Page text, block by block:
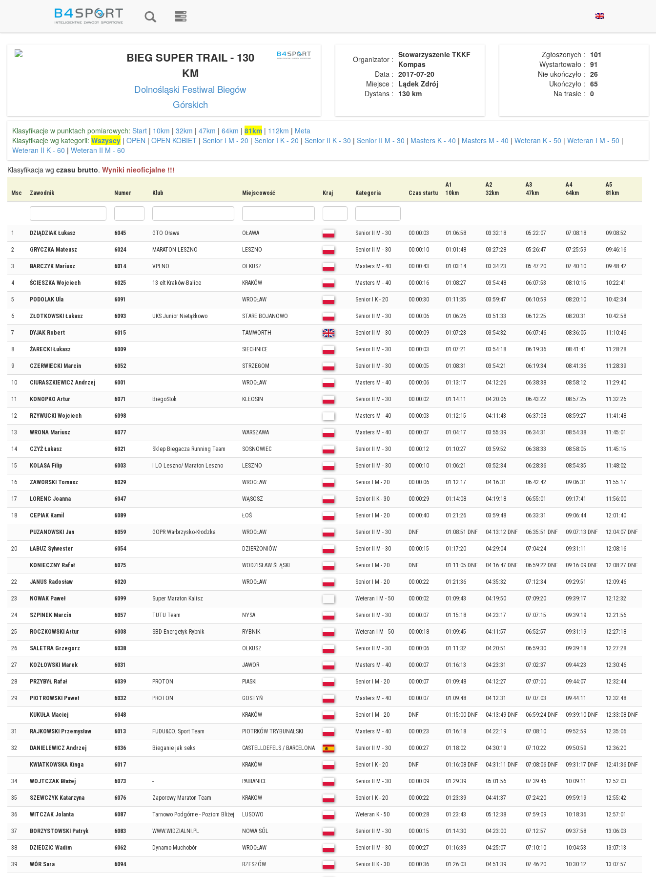
BIEG SUPER TRAIL - 130
KM
Dolnośląski Festiwal Biegów
Górskich
Organizator : Stowarzyszenie TKKF
Kompas
Data : 2017-07-20
Miejsce : Lądek Zdrój
Dystans : 130 km
Zgłoszonych : 101
Wystartowało : 91
Nie ukończyło : 26
Ukończyło : 65
Na trasie : 0
Klasyfikacje w punktach pomiarowych: Start | 10km | 32km | 47km | 64km | 81km | 112km | Meta
Klasyfikacje wg kategorii: Wszyscy | OPEN | OPEN KOBIET | Senior I M - 20 | Senior I K - 20 | Senior II K - 30 | Senior II M - 30 | Masters K - 40 | Masters M - 40 | Weteran K - 50 | Weteran I M - 50 |
Weteran II K - 60 | Weteran II M - 60
Klasyfikacja wg czasu brutto. Wyniki nieoficjalne !!!
Msc Zawodnik Numer Klub Miejscowość Kraj Kategoria Czas startu
A1
10km
A2
32km
A3
47km
A4
64km
A5
81km
1 DZIĄDZIAK Łukasz 6045 GTO Oława OŁAWA Senior II M - 30 00:00:03 01:06:58 03:32:18 05:22:07 07:08:18 09:08:52
2 GRYCZKA Mateusz 6024 MARATON LESZNO LESZNO Senior II M - 30 00:00:10 01:01:48 03:27:28 05:26:47 07:25:59 09:46:16
3 BARCZYK Mariusz 6014 VPI.NO OLKUSZ Masters M - 40 00:00:43 01:03:14 03:34:23 05:47:20 07:40:10 09:48:42
4 ŚCIESZKA Wojciech 6025 13 elt Kraków-Balice KRAKÓW Masters M - 40 00:00:16 01:08:27 03:54:48 06:07:53 08:10:15 10:22:41
5 PODOLAK Ula 6091 WROCŁAW Senior I K - 20 00:00:30 01:11:35 03:59:47 06:10:59 08:20:10 10:42:34
6 ZŁOTKOWSKI Łukasz 6093 UKS Junior Nietążkowo STARE BOJANOWO Senior II M - 30 00:00:06 01:06:26 03:51:33 06:12:25 08:20:31 10:42:58
7 DYJAK Robert 6015 TAMWORTH Senior II M - 30 00:00:09 01:07:23 03:54:32 06:07:46 08:36:05 11:10:46
8 ŻARECKI Łukasz 6009 SIECHNICE Senior II M - 30 00:00:03 01:07:21 03:54:18 06:19:36 08:41:41 11:28:28
9 CZERWIECKI Marcin 6052 STRZEGOM Senior II M - 30 00:00:05 01:08:31 03:54:21 06:19:34 08:41:36 11:28:39
10 CIURASZKIEWICZ Andrzej 6001 WROCŁAW Masters M - 40 00:00:06 01:13:17 04:12:26 06:38:38 08:58:12 11:29:40
11 KONOPKO Artur 6071 BiegoStok KLEOSIN Senior II M - 30 00:00:02 01:14:11 04:20:06 06:43:22 08:57:25 11:32:26
12 RZYWUCKI Wojciech 6098 Masters M - 40 00:00:03 01:12:15 04:11:43 06:37:08 08:59:27 11:41:48
13 WRONA Mariusz 6077 WARSZAWA Masters M - 40 00:00:07 01:04:17 03:55:39 06:34:31 08:54:38 11:45:01
14 CZYŻ Łukasz 6021 Sklep Biegacza Running Team SOSNOWIEC Senior II M - 30 00:00:12 01:10:27 03:59:52 06:38:33 08:58:05 11:45:15
15 KOLASA Filip 6003 I LO Leszno/ Maraton Leszno LESZNO Senior II M - 30 00:00:10 01:06:21 03:52:34 06:28:36 08:54:35 11:48:02
16 ZAWORSKI Tomasz 6029 WROCŁAW Senior I M - 20 00:00:06 01:12:17 04:16:31 06:42:42 09:06:31 11:55:17
17 LORENC Joanna 6047 WĄSOSZ Senior II K - 30 00:00:29 01:14:08 04:19:18 06:55:01 09:17:41 11:56:00
18 CEPIAK Kamil 6089 ŁOŚ Senior I M - 20 00:00:40 01:21:26 03:59:48 06:33:31 09:06:44 12:01:40
PUZANOWSKI Jan 6059 GOPR Wałbrzysko-Kłodzka WROCŁAW Senior II M - 30 DNF 01:08:51 DNF 04:13:12 DNF 06:35:51 DNF 09:07:13 DNF 12:04:07 DNF
20 ŁABUZ Sylwester 6054 DZIERŻONIÓW Senior II M - 30 00:00:15 01:17:20 04:29:04 07:04:24 09:31:11 12:08:16
KONIECZNY Rafał 6075 WODZISŁAW ŚLĄSKI Senior I M - 20 DNF 01:11:05 DNF 04:16:47 DNF 06:59:22 DNF 09:16:09 DNF 12:08:27 DNF
22 JANUS Radosław 6020 WROCŁAW Senior I M - 20 00:00:22 01:21:36 04:35:32 07:12:34 09:29:51 12:09:46
23 NOWAK Paweł 6099 Super Maraton Kalisz Weteran I M - 50 00:00:02 01:09:43 04:19:50 07:09:20 09:39:17 12:12:32
24 SZPINEK Marcin 6057 TUTU Team NYSA Senior II M - 30 00:00:07 01:15:18 04:23:17 07:07:15 09:39:19 12:21:56
25 ROCZKOWSKI Artur 6008 SBD Energetyk Rybnik RYBNIK Weteran I M - 50 00:00:18 01:09:45 04:11:57 06:52:57 09:31:19 12:27:18
26 SALETRA Grzegorz 6038 OLKUSZ Senior II M - 30 00:00:06 01:11:32 04:20:51 06:59:30 09:39:18 12:27:28
27 KOZŁOWSKI Marek 6031 JAWOR Masters M - 40 00:00:07 01:16:13 04:23:31 07:02:37 09:44:23 12:30:46
28 PRZYBYŁ Rafał 6039 PROTON PIASKI Senior I M - 20 00:00:07 01:09:48 04:12:27 07:07:00 09:44:07 12:32:44
29 PIOTROWSKI Paweł 6032 PROTON GOSTYŃ Masters M - 40 00:00:07 01:09:48 04:12:31 07:07:03 09:44:11 12:32:48
KUKUŁA Maciej 6048 KRAKÓW Senior I M - 20 DNF 01:15:00 DNF 04:13:49 DNF 06:59:24 DNF 09:39:10 DNF 12:33:08 DNF
31 RAJKOWSKI Przemysław 6013 FUDU&CO. Sport Team PIOTRKÓW TRYBUNALSKI Masters M - 40 00:00:23 01:16:18 04:22:19 07:08:10 09:52:59 12:35:06
32 DANIELEWICZ Andrzej 6036 Bieganie jak seks CASTELLDEFELS / BARCELONA Senior II M - 30 00:00:27 01:18:02 04:30:19 07:10:22 09:50:59 12:36:20
KWIATKOWSKA Kinga 6017 KRAKÓW Senior I K - 20 DNF 01:16:08 DNF 04:31:11 DNF 07:08:06 DNF 09:31:17 DNF 12:41:36 DNF
34 WOJTCZAK Błażej 6073 - PABIANICE Senior II M - 30 00:00:09 01:29:39 05:01:56 07:39:46 10:09:11 12:52:03
35 SZEWCZYK Katarzyna 6076 Zaporowy Maraton Team KRAKOW Senior I K - 20 00:00:22 01:23:39 04:41:37 07:24:20 09:59:19 12:55:42
36 WITCZAK Jolanta 6087 Tarnowo Podgórne - Poziom Bliżej LUSOWO Weteran K - 50 00:00:28 01:23:43 05:12:38 07:59:09 10:18:36 12:57:01
37 BORZYSTOWSKI Patryk 6083 WWW.WIDZIALNI.PL NOWA SÓL Senior II M - 30 00:00:15 01:14:30 04:23:00 07:12:57 09:37:58 13:06:03
38 DZIEDZIC Wadim 6062 Dynamo Muchobór WROCŁAW Senior II M - 30 00:00:27 01:16:39 04:25:07 07:10:10 10:04:53 13:07:13
39 WÓR Sara 6094 RZESZÓW Senior II K - 30 00:00:36 01:26:03 04:51:39 07:46:20 10:30:12 13:07:57